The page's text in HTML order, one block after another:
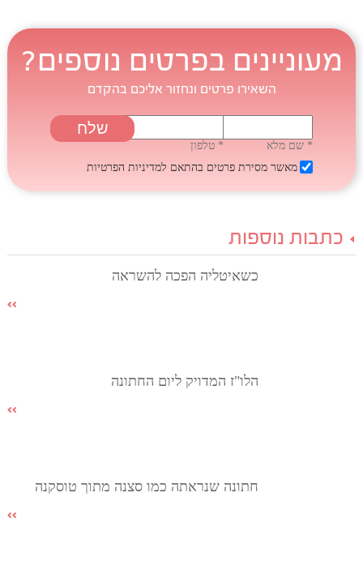
מעוניינים בפרטים נוספים?
השאירו פרטים ונחזור אליכם בהקדם
* שם מלא
* טלפון
מאשר מסירת פרטים בהתאם למדיניות הפרטיות
כתבות נוספות
כשאיטליה הפכה להשראה
הלו"ז המדויק ליום החתונה
חתונה שנראתה כמו סצנה מתוך טוסקנה